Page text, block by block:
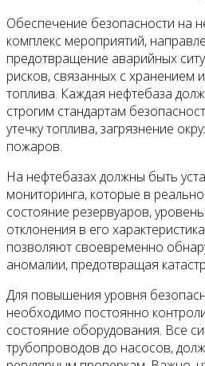
Обеспечение безопасности на
комплекс мероприятий,
предотвращение аварийных
рисков, связанных с хранением
топлива. Каждая нефтебаза
строгим стандартам
утечку топлива, загрязнение
пожаров.
На нефтебазах должны быть
мониторинга, которые в
состояние резервуаров,
отклонения в его
позволяют своевременно
аномалии, предотвращая
Для повышения уровня
необходимо постоянно
состояние оборудования. Все
трубопроводов до насосов,